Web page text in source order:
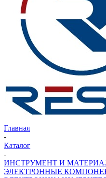
Главная
-
Каталог
-
ИНСТРУМЕНТ И
ЭЛЕКТРОННЫЕ